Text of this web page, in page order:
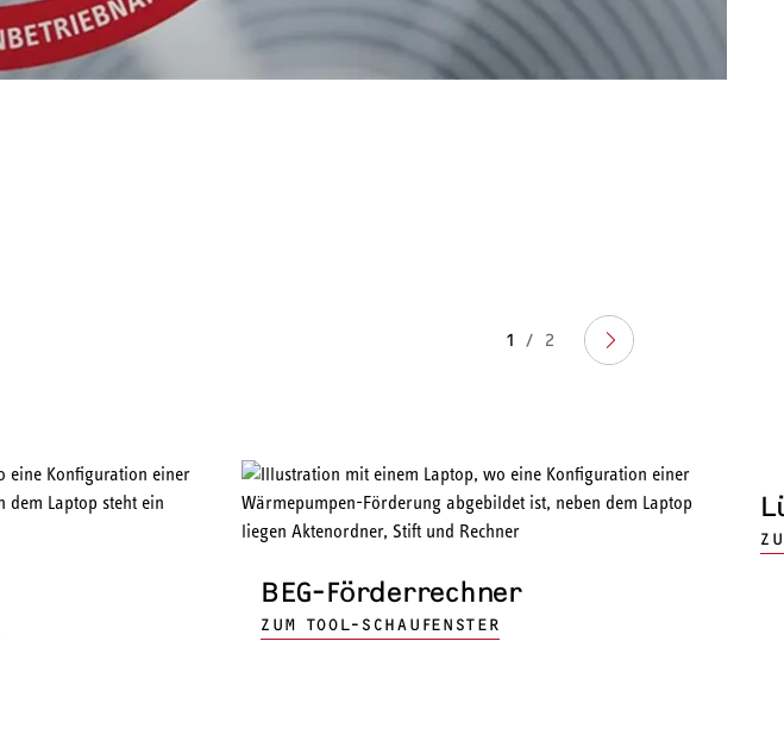
1 / 2
BEG-Förderrechner
ZUM TOOL-SCHAUFENSTER